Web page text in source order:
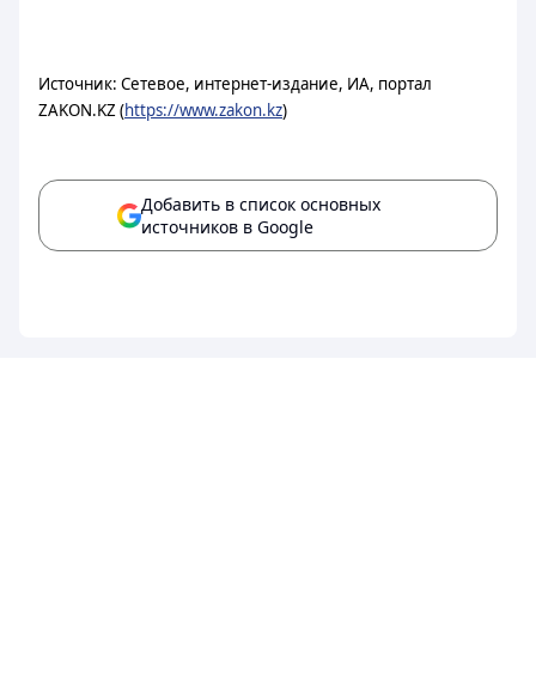
Источник: Сетевое, интернет-издание, ИА, портал
ZAKON.KZ (https://www.zakon.kz)
Добавить в список основных
источников в Google